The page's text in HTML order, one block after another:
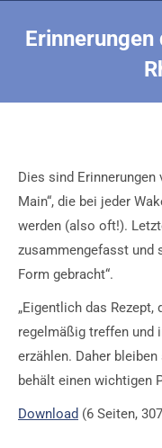
Dies sind Erinnerungen
Main“, die bei jeder
werden (also oft!).
zusammengefasst und
Form gebracht“.
„Eigentlich das
regelmäßig treffen und
erzählen. Daher
behält einen wichtigen
Download (6 Seiten,